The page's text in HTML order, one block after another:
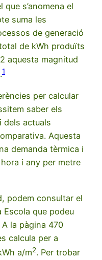
s’anomena el
suma les
de generació
de kWh produïts
aquesta magnitud
1
per calcular
saber els
dels actuals
Aquesta
demanda tèrmica i
i any per metre
podem consultar el
Escola que podeu
la pàgina 470
calcula per a
a/m2. Per trobar